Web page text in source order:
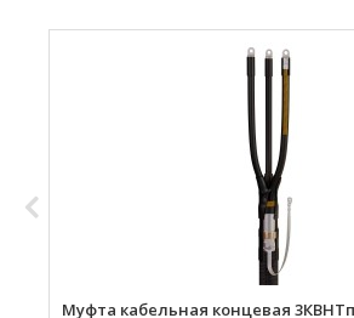
Муфта кабельная концевая